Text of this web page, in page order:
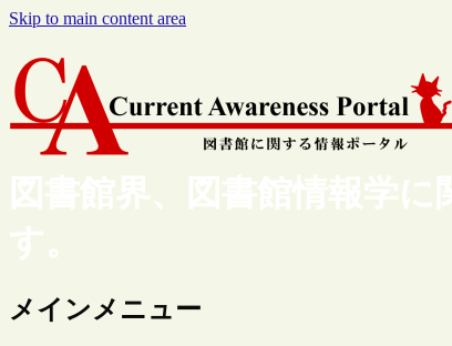
Skip to main content area
図書館界、図書館情報学
す。
メインメニュー